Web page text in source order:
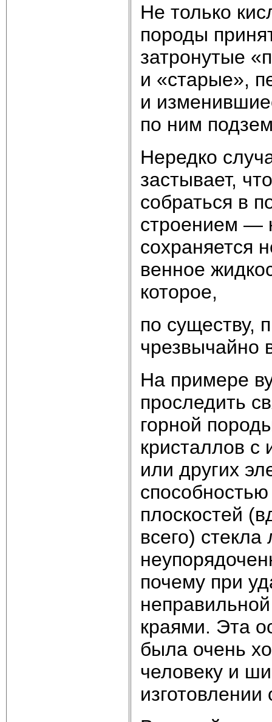
Не только
породы
затронутые
и «старые»,
и
по ним
Нередко
застывает,
собраться в
строением —
сохраняется
венное
которое,
по существу,
чрезвычайно
На примере
проследить
горной
кристаллов
или других
плоскостей
всего)
почему при
краями. Эта
была очень
человеку и